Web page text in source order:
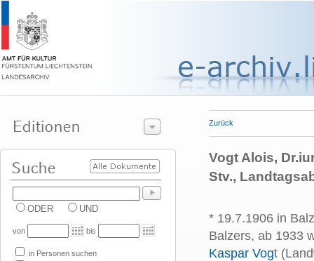
ODER UND
von bis
in Personen suchen
Zurück
Vogt Alois,
Stv.,
* 19.7.1906 in
Balzers, ab 1933
Kaspar Vogt